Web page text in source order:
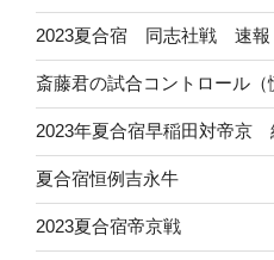
2023夏合宿 同志社戦 速報
斎藤君の試合コントロール（
2023年夏合宿早稲田対帝京
夏合宿恒例吉永牛
2023夏合宿帝京戦